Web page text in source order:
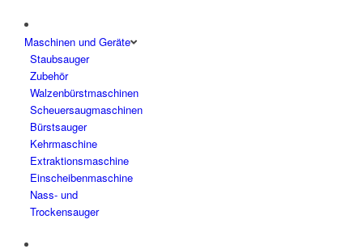
Maschinen und Geräte
Staubsauger
Zubehör
Walzenbürstmaschinen
Scheuersaugmaschinen
Bürstsauger
Kehrmaschine
Extraktionsmaschine
Einscheibenmaschine
Nass- und
Trockensauger